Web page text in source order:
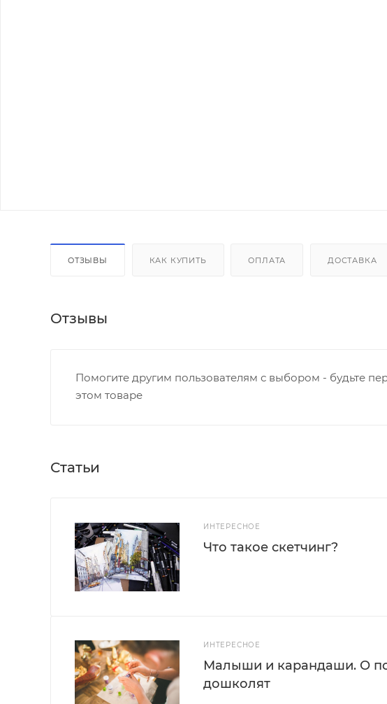
ОТЗЫВЫ КАК КУПИТЬ ОПЛАТА ДОСТАВКА
Отзывы
Помогите другим пользователям с выбором - будьте
этом товаре
Статьи
ИНТЕРЕСНОЕ
Что такое скетчинг?
ИНТЕРЕСНОЕ
Малыши и карандаши. О
дошколят